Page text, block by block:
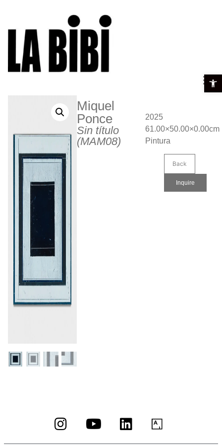
Miquel
Ponce
Sin título
(MAM08)
2025
61.00×50.00×0.00cm
Pintura
Back
Inquire